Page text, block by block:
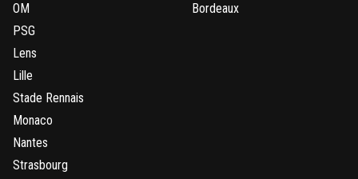
OM
PSG
Lens
Lille
Stade Rennais
Monaco
Nantes
Strasbourg
Bordeaux